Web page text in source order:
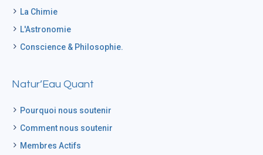
La Chimie
L'Astronomie
Conscience & Philosophie.
Natur’Eau Quant
Pourquoi nous soutenir
Comment nous soutenir
Membres Actifs